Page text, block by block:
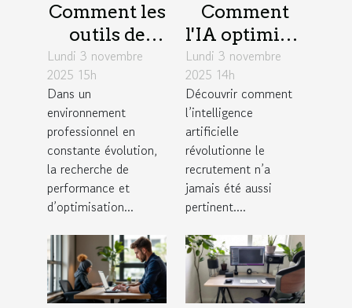
Comment les
outils de
gestion de
projet
favorisent
l'efficacité en
entreprise ?
Lundi 3 novembre
2025 15h
Dans un
environnement
professionnel en
constante évolution,
la recherche de
performance et
d’optimisation...
Comment
l'IA optimise-
t-elle les
stratégies de
recrutement
Lundi 3 novembre
2025 14h
Découvrir comment
l’intelligence
artificielle
révolutionne le
recrutement n’a
jamais été aussi
pertinent....